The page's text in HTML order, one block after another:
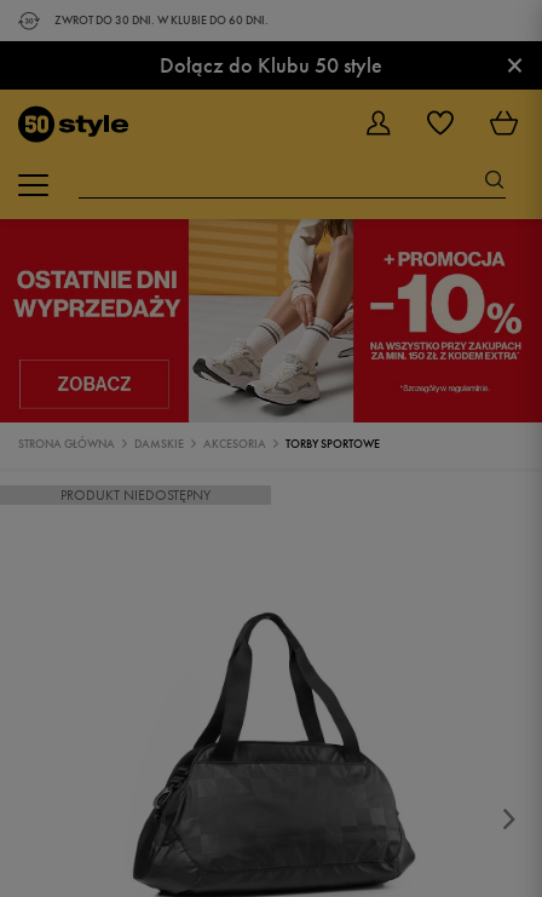
ZWROT DO 30 DNI. W KLUBIE DO 60 DNI.
Dołącz do Klubu 50 style ×
STRONA GŁÓWNA DAMSKIE AKCESORIA TORBY SPORTOWE
PRODUKT NIEDOSTĘPNY